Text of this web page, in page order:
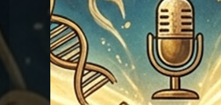
Les réponses du
Graal
Les réponses du
Graal